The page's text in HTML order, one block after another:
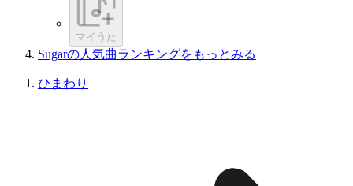
マイうた
Sugarの人気曲ランキングをもっとみる
ひまわり